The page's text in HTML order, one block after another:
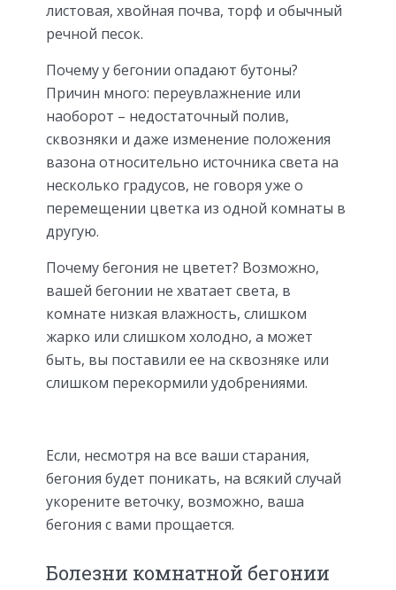
листовая, хвойная почва, торф и обычный
речной песок.
Почему у бегонии опадают бутоны?
Причин много: переувлажнение или
наоборот – недостаточный полив,
сквозняки и даже изменение положения
вазона относительно источника света на
несколько градусов, не говоря уже о
перемещении цветка из одной комнаты в
другую.
Почему бегония не цветет? Возможно,
вашей бегонии не хватает света, в
комнате низкая влажность, слишком
жарко или слишком холодно, а может
быть, вы поставили ее на сквозняке или
слишком перекормили удобрениями.
Если, несмотря на все ваши старания,
бегония будет поникать, на всякий случай
укорените веточку, возможно, ваша
бегония с вами прощается.
Болезни комнатной бегонии